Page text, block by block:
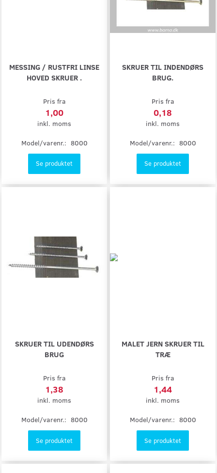
MESSING / RUSTFRI LINSE
HOVED SKRUER .
Pris fra
1,00
inkl. moms
Model/varenr.: 8000
Se produktet
SKRUER TIL INDENDØRS
BRUG.
Pris fra
0,18
inkl. moms
Model/varenr.: 8000
Se produktet
SKRUER TIL UDENDØRS
BRUG
Pris fra
1,38
inkl. moms
Model/varenr.: 8000
Se produktet
MALET JERN SKRUER TIL
TRÆ
Pris fra
1,44
inkl. moms
Model/varenr.: 8000
Se produktet